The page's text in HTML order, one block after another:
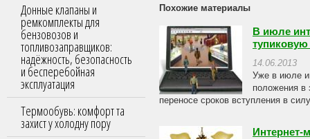
Донные клапаны и
ремкомплекты для
бензовозов и
топливозаправщиков:
надёжность, безопасность
и бесперебойная
эксплуатация
Термообувь: комфорт та
захист у холодну пору
Похожие материалы
В июле
14.06.2013
Уже в июле
положения в
переносе сроков вступления в
Интернет-